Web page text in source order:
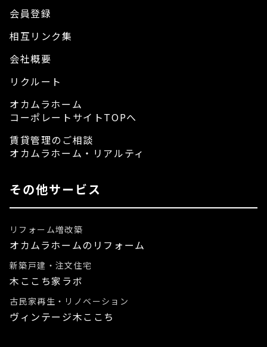
会員登録
相互リンク集
会社概要
リクルート
オカムラホーム
コーポレートサイトTOPへ
賃貸管理のご相談
オカムラホーム・リアルティ
その他サービス
リフォーム増改築
オカムラホームのリフォーム
新築戸建・注文住宅
木ここち家ラボ
古民家再生・リノベーション
ヴィンテージ木ここち